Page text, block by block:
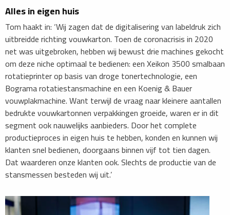
Alles in eigen huis
Tom haakt in: ‘Wij zagen dat de digitalisering van labeldruk zich
uitbreidde richting vouwkarton. Toen de coronacrisis in 2020
net was uitgebroken, hebben wij bewust drie machines gekocht
om deze niche optimaal te bedienen: een Xeikon 3500 smalbaan
rotatieprinter op basis van droge tonertechnologie, een
Bograma rotatiestansmachine en een Koenig & Bauer
vouwplakmachine. Want terwijl de vraag naar kleinere aantallen
bedrukte vouwkartonnen verpakkingen groeide, waren er in dit
segment ook nauwelijks aanbieders. Door het complete
productieproces in eigen huis te hebben,­ konden en kunnen wij
klanten snel bedienen, doorgaans binnen vijf tot tien dagen.
Dat waarderen onze klanten ook. Slechts de productie van de
stansmessen besteden wij uit.’